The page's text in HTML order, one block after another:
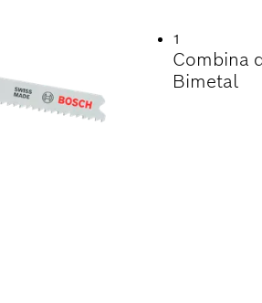
1
Combina
Bimetal